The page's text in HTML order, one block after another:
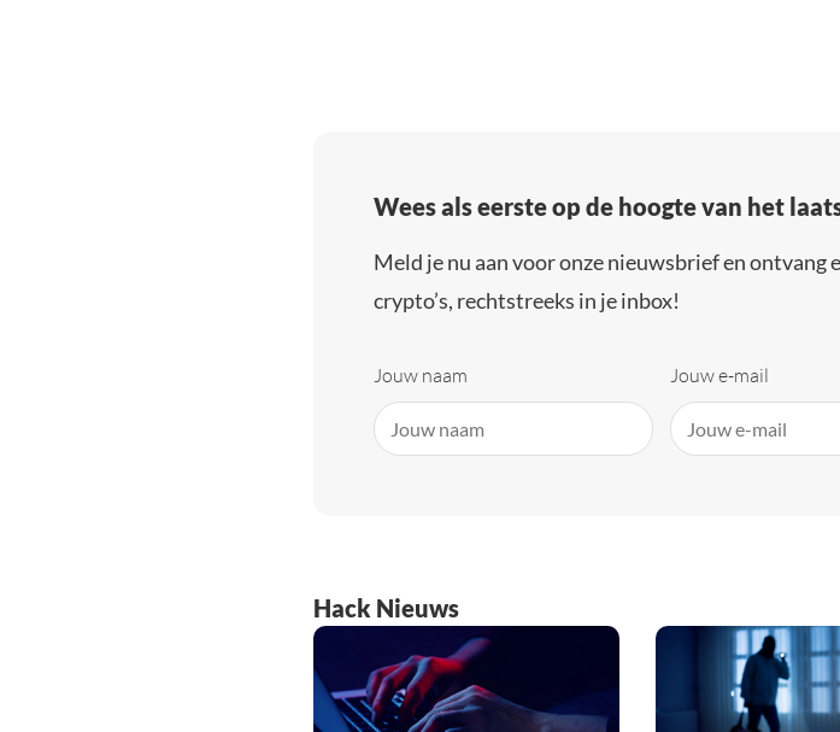
Wees als eerste op de hoogte van het
Meld je nu aan voor onze nieuwsbrief en ontvang
crypto’s, rechtstreeks in je inbox!
Jouw naam Jouw e-mail
Hack Nieuws